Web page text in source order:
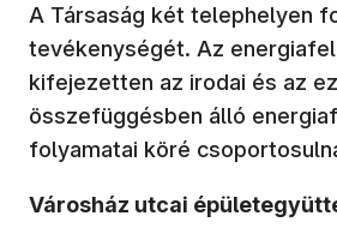
A Társaság két telephelyen
tevékenységét. Az
kifejezetten az irodai és az
összefüggésben álló
folyamatai köré
Városház utcai